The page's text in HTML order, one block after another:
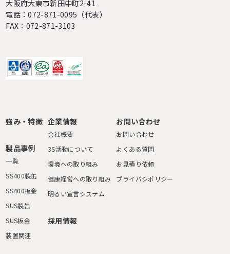
大阪府大東市新田中町2-41
電話：072-871-0095（代表）
FAX：072-871-3103
強み・特徴
製品事例
一覧
SS400製缶
SS400板金
SUS製缶
SUS板金
装置関連
企業情報
会社概要
3S活動について
環境への取り組み
健康経営への取り組み
明るい宣言システム
採用情報
お問い合わせ
お問い合わせ
よくある質問
お見積り依頼
プライバシポリシー